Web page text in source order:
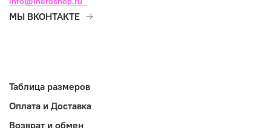
МЫ ВКОНТАКТЕ
Таблица размеров
Оплата и Доставка
Возврат и обмен